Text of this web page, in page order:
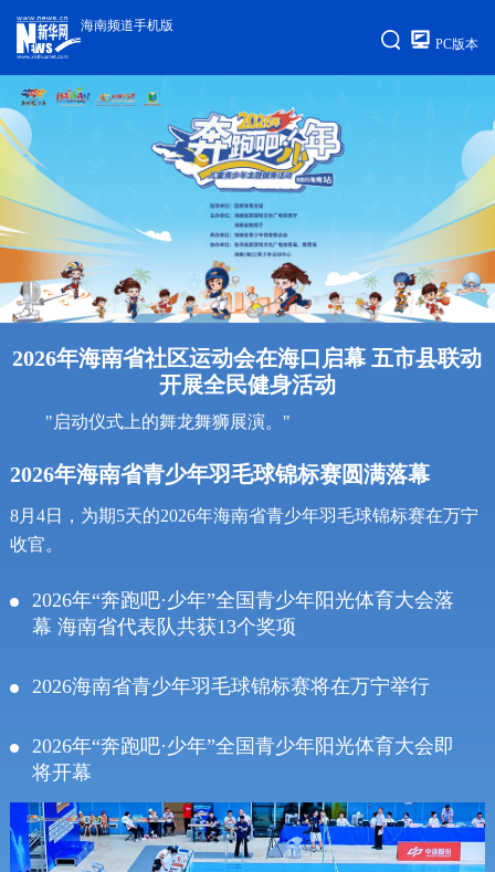
海南频道手机版
PC版本
2026年海南省社区运动会在海口启幕 五市县联动
开展全民健身活动
"启动仪式上的舞龙舞狮展演。"
2026年海南省青少年羽毛球锦标赛圆满落幕
8月4日，为期5天的2026年海南省青少年羽毛球锦标赛在万宁
收官。
2026年“奔跑吧·少年”全国青少年阳光体育大会落
幕 海南省代表队共获13个奖项
2026海南省青少年羽毛球锦标赛将在万宁举行
2026年“奔跑吧·少年”全国青少年阳光体育大会即
将开幕